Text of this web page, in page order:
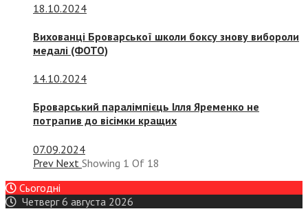
18.10.2024
Вихованці Броварської школи боксу знову вибороли
медалі (ФОТО)
14.10.2024
Броварський паралімпієць Ілля Яременко не
потрапив до вісімки кращих
07.09.2024
Prev Next Showing 1 Of 18
Сьогодні
Четверг 6 августа 2026